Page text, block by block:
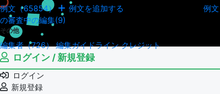
例文（65854） 例文を追加する
例文
の審査中の編集(9)
その他
編集者（726）編集ガイドラインクレジット
ログイン / 新規登録
ログイン
新規登録